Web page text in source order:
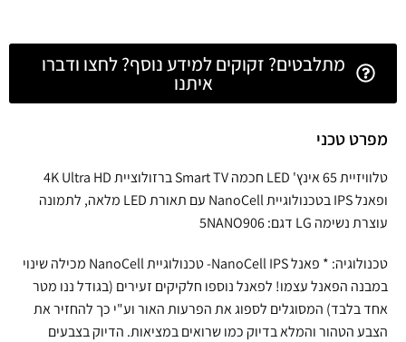
מתלבטים? זקוקים למידע נוסף? לחצו ודברו
איתנו
מפרט טכני
טלוויזיית 65 אינץ' LED חכמה Smart TV ברזולוציית 4K Ultra HD
ופאנל IPS בטכנולוגיית NanoCell עם תאורת LED מלאה, לתמונה
עוצרת נשימה LG דגם: 5NANO906
טכנולוגיה: * פאנל NanoCell IPS- טכנולוגיית NanoCell מכילה שינוי
במבנה הפאנל עצמו! לפאנל נוספו חלקיקים זעירים (בגודל ננו מטר
אחד בלבד) המסוגלים לספוג את הפרעות האור וע"י כך להחזיר את
הצבע הטהור והמלא בדיוק כמו שרואים במציאות. הדיוק בצבעים